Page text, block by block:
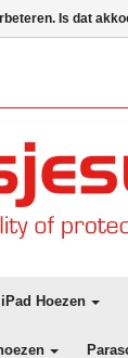
iPad Hoezen
Is dat